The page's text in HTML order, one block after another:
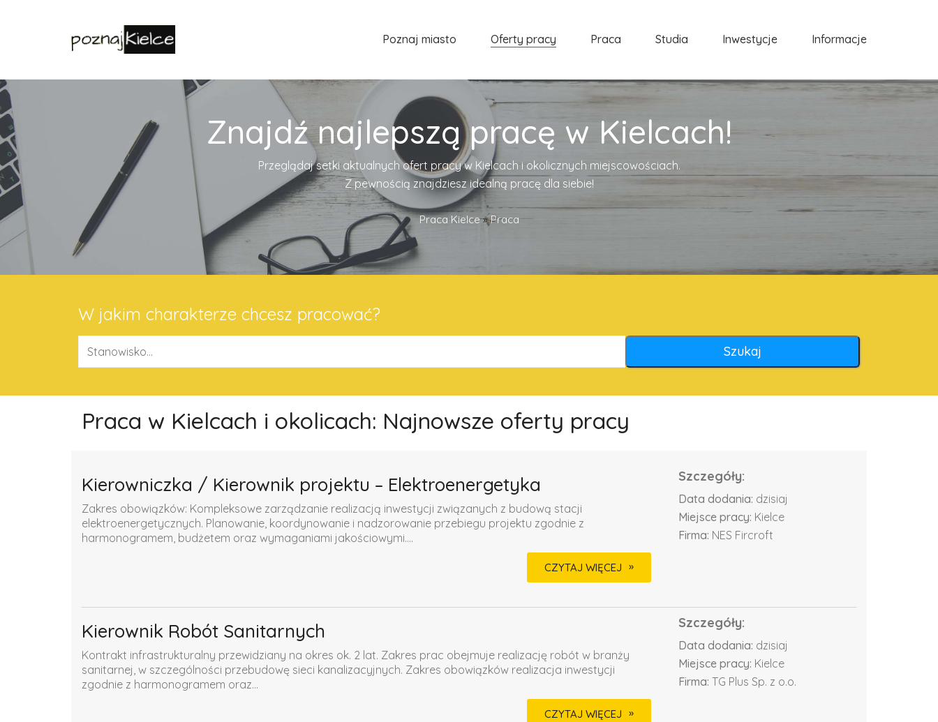
Poznaj miasto Oferty pracy Praca Studia Inwestycje Informacje
Znajdź najlepszą pracę w Kielcach!
Przeglądaj setki aktualnych ofert pracy w Kielcach i okolicznych miejscowościach.
Z pewnością znajdziesz idealną pracę dla siebie!
Praca Kielce»Praca
W jakim charakterze chcesz pracować?
Praca w Kielcach i okolicach: Najnowsze oferty pracy
Kierowniczka / Kierownik projektu – Elektroenergetyka
Zakres obowiązków: Kompleksowe zarządzanie realizacją inwestycji związanych z budową stacji
elektroenergetycznych. Planowanie, koordynowanie i nadzorowanie przebiegu projektu zgodnie z
harmonogramem, budżetem oraz wymaganiami jakościowymi....
Szczegóły:
Data dodania: dzisiaj
Miejsce pracy: Kielce
Firma: NES Fircroft
CZYTAJ WIĘCEJ
Kierownik Robót Sanitarnych
Kontrakt infrastrukturalny przewidziany na okres ok. 2 lat. Zakres prac obejmuje realizację robót w branży
sanitarnej, w szczególności przebudowę sieci kanalizacyjnych. Zakres obowiązków realizacja inwestycji
zgodnie z harmonogramem oraz...
Szczegóły:
Data dodania: dzisiaj
Miejsce pracy: Kielce
Firma: TG Plus Sp. z o.o.
CZYTAJ WIĘCEJ